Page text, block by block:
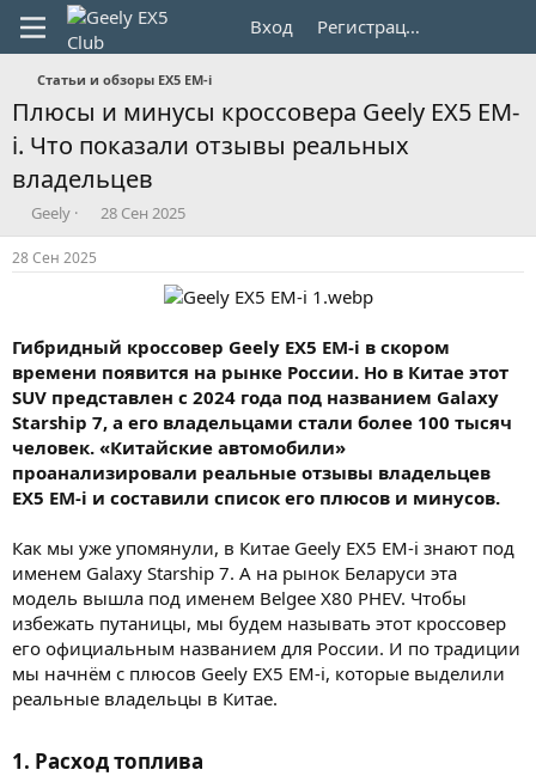
Вход Регистрация
Статьи и обзоры EX5 EM-i
Плюсы и минусы кроссовера Geely EX5 EM-
i. Что показали отзывы реальных
владельцев
А
в
т
о
е
ы
Geely
Д
а
а
ч
л
а
28 Сен 2025
28 Сен 2025
Гибридный кроссовер Geely EX5 EM-i в скором
времени появится на рынке России. Но в Китае этот
SUV представлен с 2024 года под названием Galaxy
Starship 7, а его владельцами стали более 100 тысяч
человек. «Китайские автомобили»
проанализировали реальные отзывы владельцев
EX5 EM-i и составили список его плюсов и минусов.
Как мы уже упомянули, в Китае Geely EX5 EM-i знают под
именем Galaxy Starship 7. А на рынок Беларуси эта
модель вышла под именем Belgee X80 PHEV. Чтобы
избежать путаницы, мы будем называть этот кроссовер
его официальным названием для России. И по традиции
мы начнём с плюсов Geely EX5 EM-i, которые выделили
реальные владельцы в Китае.
1. Расход топлива​